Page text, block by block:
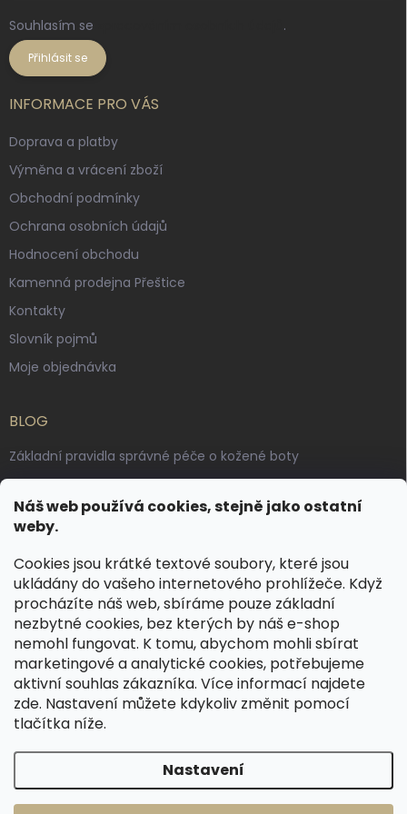
Náš web používá cookies, stejně jako ostatní
weby.
Cookies jsou krátké textové soubory, které jsou
ukládány do vašeho internetového prohlížeče. Když
procházíte náš web, sbíráme pouze základní
nezbytné cookies, bez kterých by náš e-shop
nemohl fungovat. K tomu, abychom mohli sbírat
marketingové a analytické cookies, potřebujeme
aktivní souhlas zákazníka. Více informací najdete
zde. Nastavení můžete kdykoliv změnit pomocí
tlačítka níže.
Nastavení
Souhlasím se .
Přihlásit se
INFORMACE PRO VÁS
Doprava a platby
Výměna a vrácení zboží
Obchodní podmínky
Ochrana osobních údajů
Hodnocení obchodu
Kamenná prodejna Přeštice
Kontakty
Slovník pojmů
Moje objednávka
BLOG
Základní pravidla správné péče o kožené boty
Výroba českých kožených opasků: vůně pravé kůže, dotek
řemesla
KONTAKT
dotazy@spongr.cz
+420 776 663 962
https://www.facebook.com/spongr.cz
spongr.cz